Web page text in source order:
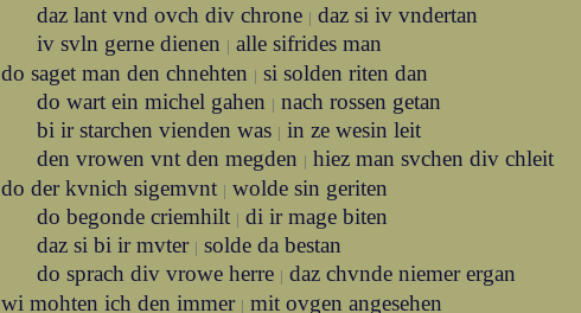
daz lant vnd ovch div chrone | daz si iv vndertan
iv svln gerne dienen | alle sifrides man
do saget man den chnehten | si solden riten dan
do wart ein michel gahen | nach rossen getan
bi ir starchen vienden was | in ze wesin leit
den vrowen vnt den megden | hiez man svchen div chleit
do der kvnich sigemvnt | wolde sin geriten
do begonde criemhilt | di ir mage biten
daz si bi ir mvter | solde da bestan
do sprach div vrowe herre | daz chvnde niemer ergan
wi mohten ich den immer | mit ovgen angesehen